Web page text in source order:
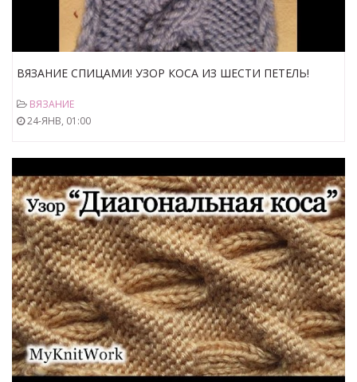
ВЯЗАНИЕ СПИЦАМИ! УЗОР КОСА ИЗ ШЕСТИ ПЕТЕЛЬ!
ВЯЗАНИЕ
24-ЯНВ, 01:00